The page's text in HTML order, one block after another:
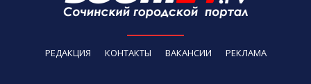
РЕДАКЦИЯ КОНТАКТЫ ВАКАНСИИ РЕКЛАМА